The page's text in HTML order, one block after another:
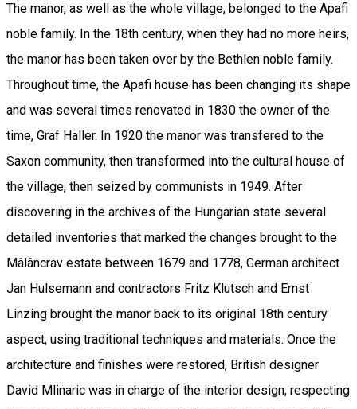
The manor, as well as the whole village, belonged to the Apafi
noble family. In the 18th century, when they had no more heirs,
the manor has been taken over by the Bethlen noble family.
Throughout time, the Apafi house has been changing its shape
and was several times renovated in 1830 the owner of the
time, Graf Haller. In 1920 the manor was transfered to the
Saxon community, then transformed into the cultural house of
the village, then seized by communists in 1949. After
discovering in the archives of the Hungarian state several
detailed inventories that marked the changes brought to the
Mâlâncrav estate between 1679 and 1778, German architect
Jan Hulsemann and contractors Fritz Klutsch and Ernst
Linzing brought the manor back to its original 18th century
aspect, using traditional techniques and materials. Once the
architecture and finishes were restored, British designer
David Mlinaric was in charge of the interior design, respecting